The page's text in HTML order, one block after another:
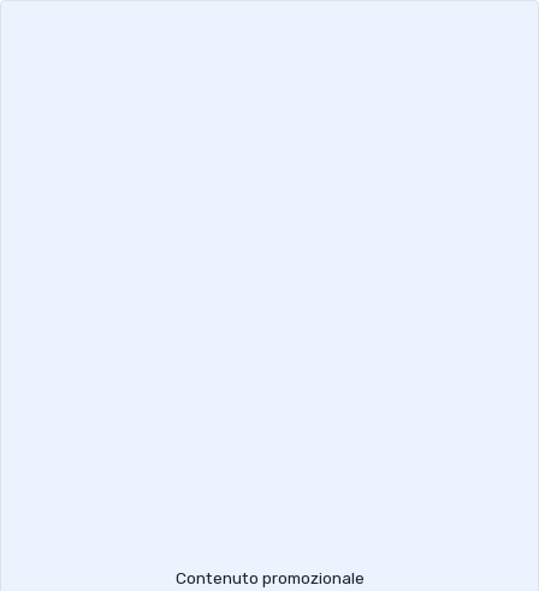
Contenuto promozionale